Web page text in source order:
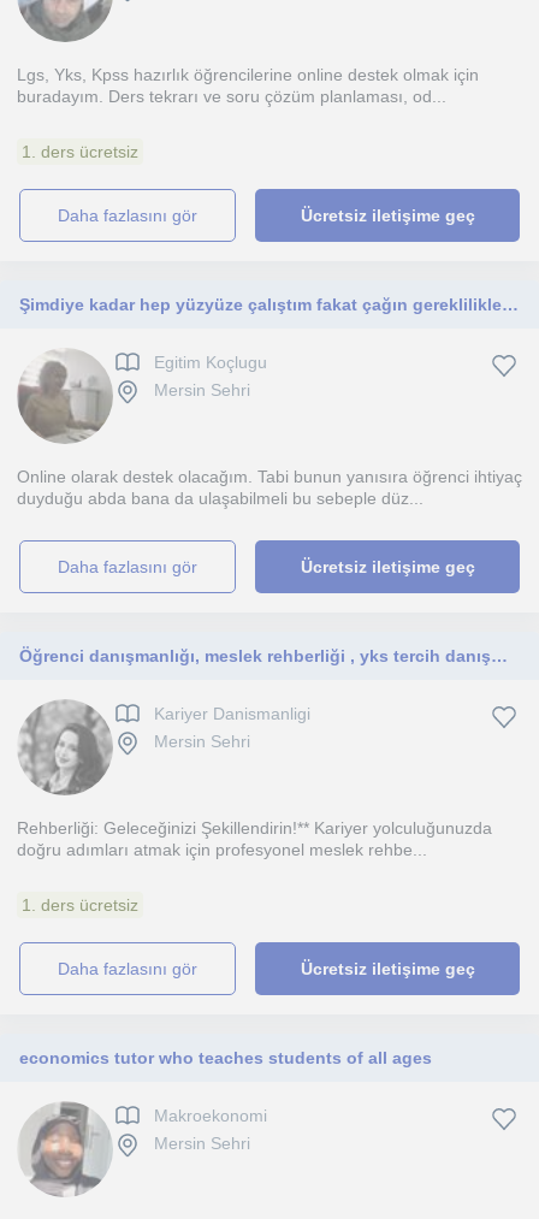
Lgs, Yks, Kpss hazırlık öğrencilerine online destek olmak için
buradayım. Ders tekrarı ve soru çözüm planlaması, od...
1. ders ücretsiz
daha fazlasını gör Ücretsiz iletişime geç
Şimdiye kadar hep yüzyüze çalıştım fakat çağın gereklilikleri olarak artık bazı işler ONLİNE yapılması gerektiğine inanıyorum
Egitim Koçlugu
Mersin Sehri
Online olarak destek olacağım. Tabi bunun yanısıra öğrenci ihtiyaç
duyduğu abda bana da ulaşabilmeli bu sebeple düz...
daha fazlasını gör Ücretsiz iletişime geç
Öğrenci danışmanlığı, meslek rehberliği , yks tercih danışmanlığı
Kariyer Danismanligi
Mersin Sehri
Rehberliği: Geleceğinizi Şekillendirin!** Kariyer yolculuğunuzda
doğru adımları atmak için profesyonel meslek rehbe...
1. ders ücretsiz
daha fazlasını gör Ücretsiz iletişime geç
economics tutor who teaches students of all ages
Makroekonomi
Mersin Sehri